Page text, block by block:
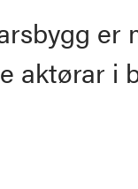
er
aktørar i